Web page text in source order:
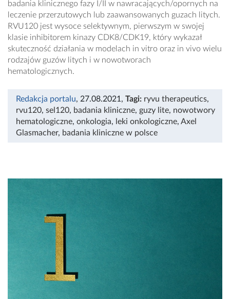
badania klinicznego fazy I/II w nawracających/opornych na
leczenie przerzutowych lub zaawansowanych guzach litych.
RVU120 jest wysoce selektywnym, pierwszym w swojej
klasie inhibitorem kinazy CDK8/CDK19, który wykazał
skuteczność działania w modelach in vitro oraz in vivo wielu
rodzajów guzów litych i w nowotworach
hematologicznych.
Redakcja portalu, 27.08.2021, Tagi: ryvu therapeutics,
rvu120, sel120, badania kliniczne, guzy lite, nowotwory
hematologiczne, onkologia, leki onkologiczne, Axel
Glasmacher, badania kliniczne w polsce